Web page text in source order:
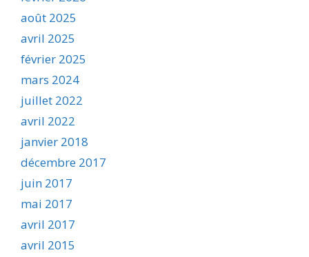
août 2025
avril 2025
février 2025
mars 2024
juillet 2022
avril 2022
janvier 2018
décembre 2017
juin 2017
mai 2017
avril 2017
avril 2015